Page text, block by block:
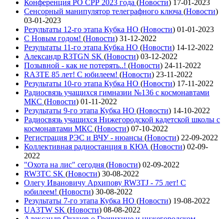
Конференция РО СРР 2023 года (Новости) 17-01-2023
Сенсорный манипулятор телеграфного ключа (Новости)
03-01-2023
Результаты 12-го этапа Кубка НО (Новости) 01-01-2023
С Новым годом! (Новости) 31-12-2022
Результаты 11-го этапа Кубка НО (Новости) 14-12-2022
Александр R3TGN SK (Новости) 03-12-2022
Позывной - как не потерять..! (Новости) 24-11-2022
RA3TE 85 лет! С юбилеем! (Новости) 23-11-2022
Результаты 10-го этапа Кубка НО (Новости) 17-11-2022
Радиосвязь учащихся гимназии №136 с космонавтами
МКС (Новости) 01-11-2022
Результаты 9-го этапа Кубка НО (Новости) 14-10-2022
Радиосвязь учащихся Нижегородской кадетской школы с
космонавтами МКС (Новости) 07-10-2022
Регистрация РЭС и ВЧУ - нюансы (Новости) 22-09-2022
Коллективная радиостанция в КЮА (Новости) 02-09-
2022
"Охота на лис" сегодня (Новости) 02-09-2022
RW3TC SK (Новости) 30-08-2022
Олегу Ивановичу Архипову RW3TJ - 75 лет! С
юбилеем! (Новости) 30-08-2022
Результаты 7-го этапа Кубка НО (Новости) 19-08-2022
UA3TW SK (Новости) 08-08-2022